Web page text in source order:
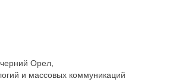
Орел,
и массовых коммуникаций